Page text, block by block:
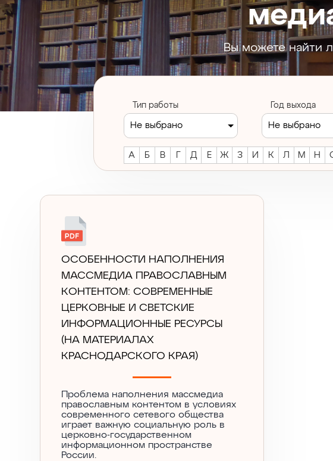
Вы можете найти
Тип работы
Не выбрано
Год выхода
Не выбрано
А Б В Д Е Ж З И К Л М Н
ОСОБЕННОСТИ НАПОЛНЕНИЯ
МАССМЕДИА ПРАВОСЛАВНЫМ
КОНТЕНТОМ: СОВРЕМЕННЫЕ
ЦЕРКОВНЫЕ И СВЕТСКИЕ
ИНФОРМАЦИОННЫЕ РЕСУРСЫ
(НА МАТЕРИАЛАХ
КРАСНОДАРСКОГО КРАЯ)
Проблема наполнения массмедиа
православным контентом в условиях
современного сетевого общества
играет важную социальную роль в
церковно-государственном
информационном пространстве
России.